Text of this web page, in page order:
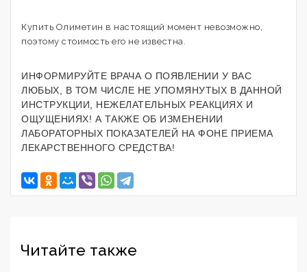
Купить Олиметин в настоящий момент невозможно,
поэтому стоимость его не известна.
ИНФОРМИРУЙТЕ ВРАЧА О ПОЯВЛЕНИИ У ВАС
ЛЮБЫХ, В ТОМ ЧИСЛЕ НЕ УПОМЯНУТЫХ В ДАННОЙ
ИНСТРУКЦИИ, НЕЖЕЛАТЕЛЬНЫХ РЕАКЦИЯХ И
ОЩУЩЕНИЯХ! А ТАКЖЕ ОБ ИЗМЕНЕНИИ
ЛАБОРАТОРНЫХ ПОКАЗАТЕЛЕЙ НА ФОНЕ ПРИЕМА
ЛЕКАРСТВЕННОГО СРЕДСТВА!
Читайте также